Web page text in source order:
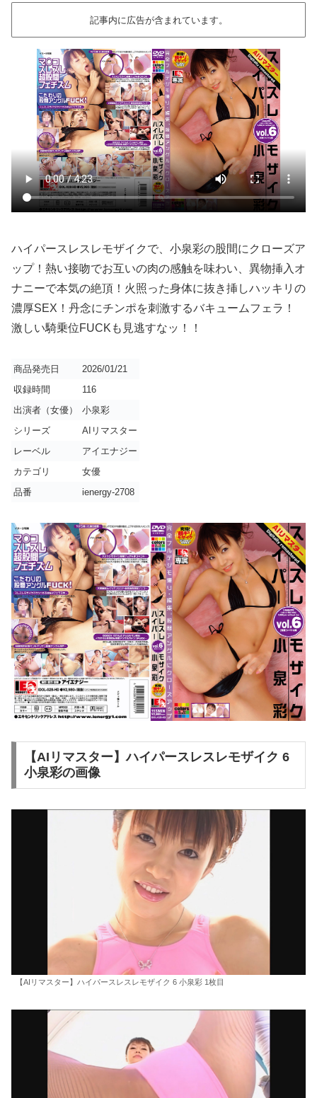
記事内に広告が含まれています。
ハイパースレスレモザイクで、小泉彩の股間にクローズア
ップ！熱い接吻でお互いの肉の感触を味わい、異物挿入オ
ナニーで本気の絶頂！火照った身体に抜き挿しハッキリの
濃厚SEX！丹念にチンポを刺激するバキュームフェラ！
激しい騎乗位FUCKも見逃すなッ！！
商品発売日
2026/01/21
収録時間
116
出演者（女優）
小泉彩
シリーズ
AIリマスター
レーベル
アイエナジー
カテゴリ
女優
品番
ienergy-2708
【AIリマスター】ハイパースレスレモザイク 6
小泉彩の画像
【AIリマスター】ハイパースレスレモザイク 6 小泉彩 1枚目